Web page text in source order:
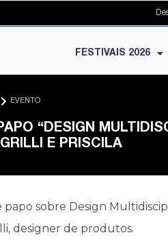
FESTIVAIS 2026
EVENTO
“DESIGN
E PRISCILA
papo sobre Design
designer de produtos.